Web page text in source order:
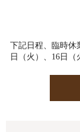
下記日程、臨時休
日（火）、16日